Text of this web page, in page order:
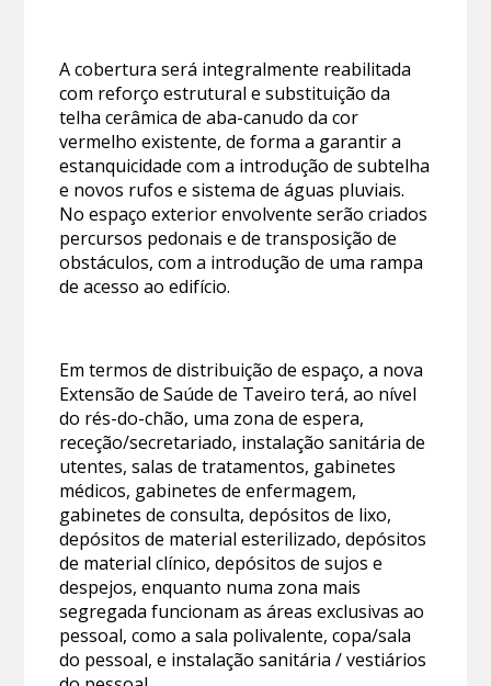
A cobertura será integralmente reabilitada
com reforço estrutural e substituição da
telha cerâmica de aba-canudo da cor
vermelho existente, de forma a garantir a
estanquicidade com a introdução de subtelha
e novos rufos e sistema de águas pluviais.
No espaço exterior envolvente serão criados
percursos pedonais e de transposição de
obstáculos, com a introdução de uma rampa
de acesso ao edifício.
Em termos de distribuição de espaço, a nova
Extensão de Saúde de Taveiro terá, ao nível
do rés-do-chão, uma zona de espera,
receção/secretariado, instalação sanitária de
utentes, salas de tratamentos, gabinetes
médicos, gabinetes de enfermagem,
gabinetes de consulta, depósitos de lixo,
depósitos de material esterilizado, depósitos
de material clínico, depósitos de sujos e
despejos, enquanto numa zona mais
segregada funcionam as áreas exclusivas ao
pessoal, como a sala polivalente, copa/sala
do pessoal, e instalação sanitária / vestiários